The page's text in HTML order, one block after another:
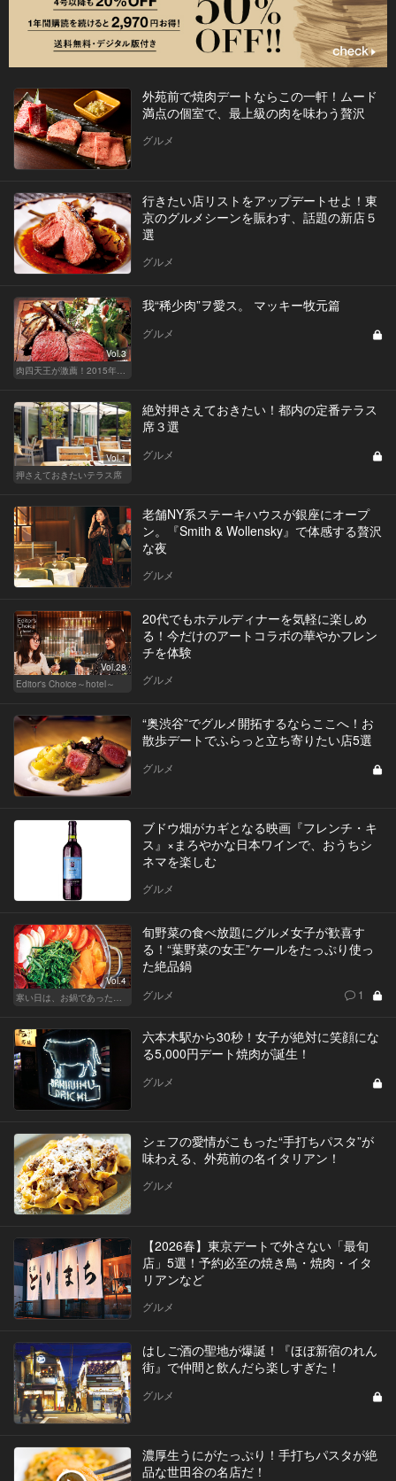
外苑前で焼肉デートならこの一軒！ムード
満点の個室で、最上級の肉を味わう贅沢
グルメ
行きたい店リストをアップデートせよ！東
京のグルメシーンを賑わす、話題の新店５
選
グルメ
Vol.3
我“稀少肉”ヲ愛ス。 マッキー牧元篇
グルメ
Vol.1
押さえておきたいテラス席
絶対押さえておきたい！都内の定番テラス
席３選
グルメ
老舗NY系ステーキハウスが銀座にオープ
ン。『Smith & Wollensky』で体感する贅沢
な夜
グルメ
Vol.28
Editor's Choice～hotel～
20代でもホテルディナーを気軽に楽しめ
る！今だけのアートコラボの華やかフレン
チを体験
グルメ
“奥渋谷”でグルメ開拓するならここへ！お
散歩デートでふらっと立ち寄りたい店5選
グルメ
ブドウ畑がカギとなる映画『フレンチ・キ
ス』×まろやかな日本ワインで、おうちシ
ネマを楽しむ
グルメ
Vol.4
旬野菜の食べ放題にグルメ女子が歓喜す
る！“葉野菜の女王”ケールをたっぷり使っ
た絶品鍋
グルメ 1
六本木駅から30秒！女子が絶対に笑顔にな
る5,000円デート焼肉が誕生！
グルメ
シェフの愛情がこもった“手打ちパスタ”が
味わえる、外苑前の名イタリアン！
グルメ
【2026春】東京デートで外さない「最旬
店」5選！予約必至の焼き鳥・焼肉・イタ
リアンなど
グルメ
はしご酒の聖地が爆誕！『ほぼ新宿のれん
街』で仲間と飲んだら楽しすぎた！
グルメ
濃厚生うにがたっぷり！手打ちパスタが絶
品な世田谷の名店だ！